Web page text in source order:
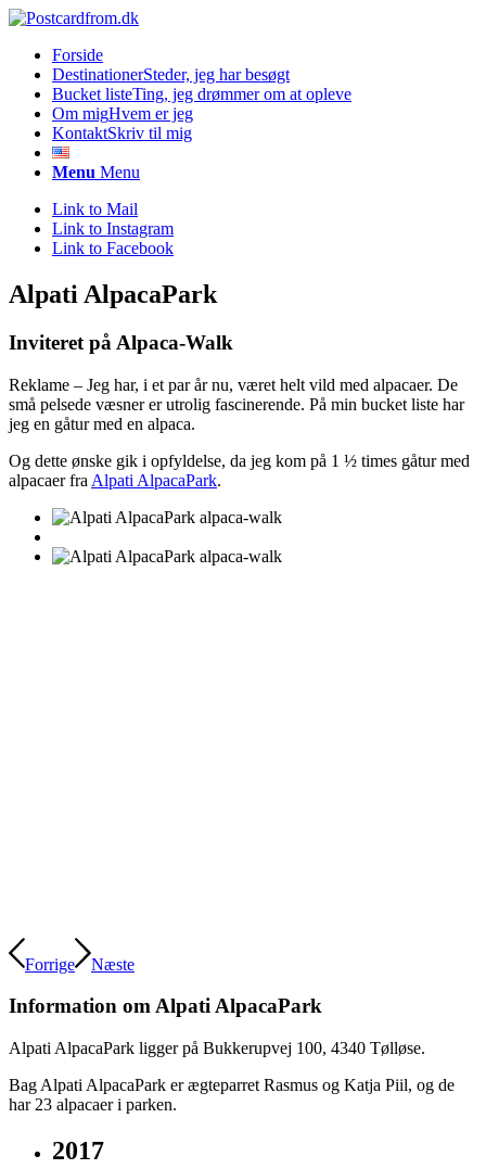
Forside
DestinationerSteder, jeg har besøgt
Bucket listeTing, jeg drømmer om at opleve
Om migHvem er jeg
KontaktSkriv til mig
Menu Menu
Link to Mail
Link to Instagram
Link to Facebook
Alpati AlpacaPark
Inviteret på Alpaca-Walk
Reklame – Jeg har, i et par år nu, været helt vild med alpacaer. De
små pelsede væsner er utrolig fascinerende. På min bucket liste har
jeg en gåtur med en alpaca.
Og dette ønske gik i opfyldelse, da jeg kom på 1 ½ times gåtur med
alpacaer fra Alpati AlpacaPark.
Forrige Næste
Information om Alpati AlpacaPark
Alpati AlpacaPark ligger på Bukkerupvej 100, 4340 Tølløse.
Bag Alpati AlpacaPark er ægteparret Rasmus og Katja Piil, og de
har 23 alpacaer i parken.
2017